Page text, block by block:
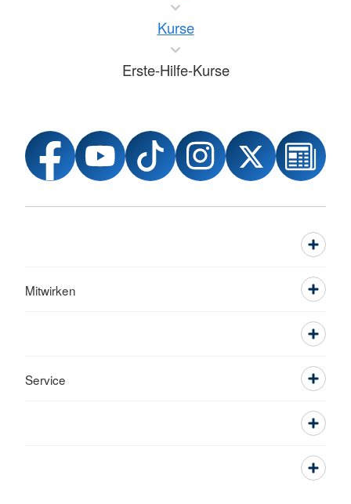
Kurse
Erste-Hilfe-Kurse
Mitwirken
Service